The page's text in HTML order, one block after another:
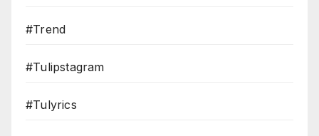
#Trend
#Tulipstagram
#Tulyrics